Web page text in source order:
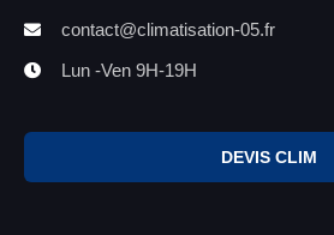
contact@climatisation-05.fr
Lun -Ven 9H-19H
DEVIS CLIM